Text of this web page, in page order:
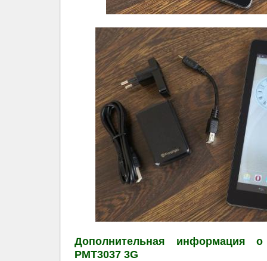
Дополнительная информация
PMT3037 3G